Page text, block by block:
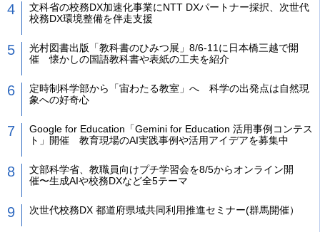
文科省の校務DX加速化事業にNTT DXパートナー採択、次世代
校務DX環境整備を伴走支援
光村図書出版「教科書のひみつ展」8/6-11に日本橋三越で開
催 懐かしの国語教科書や表紙の工夫を紹介
定時制科学部から「宙わたる教室」へ 科学の出発点は自然現
象への好奇心
Google for Education「Gemini for Education 活用事例コンテス
ト」開催 教育現場のAI実践事例や活用アイデアを募集中
文部科学省、教職員向けプチ学習会を8/5からオンライン開
催〜生成AIや校務DXなど全5テーマ
次世代校務DX 都道府県域共同利用推進セミナー(群馬開催）